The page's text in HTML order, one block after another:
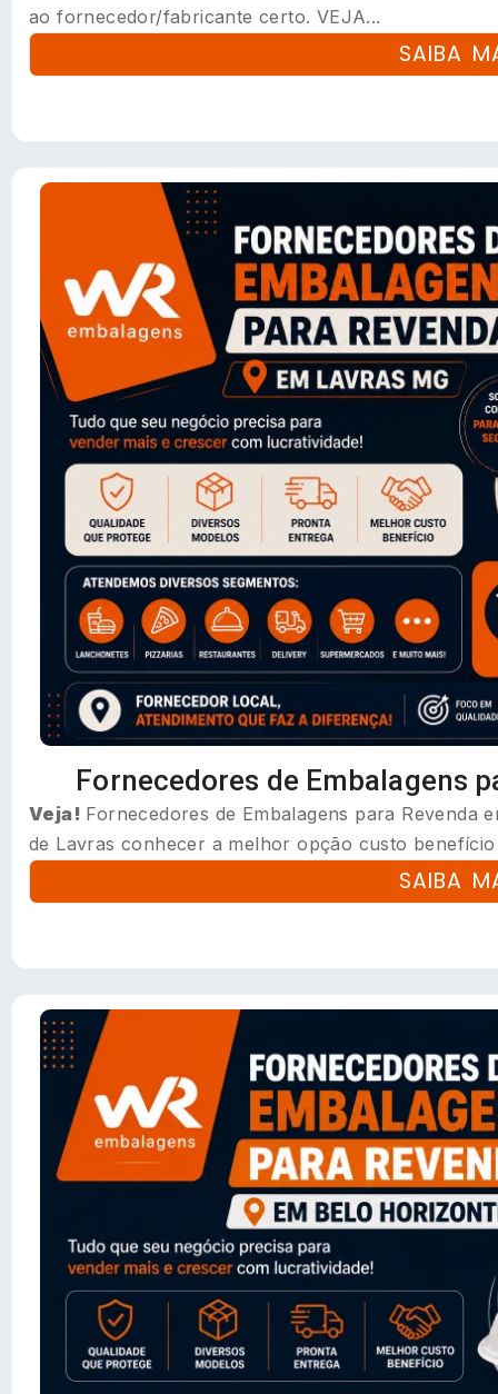
ao fornecedor/fabricante certo. VEJA...
SAIBA
Fornecedores de Embalagens
Veja! Fornecedores de Embalagens para Revenda
de Lavras conhecer a melhor opção custo
SAIBA